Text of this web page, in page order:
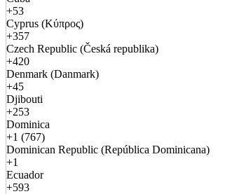
+53
Cyprus (Κύπρος)
+357
Czech Republic (Česká republika)
+420
Denmark (Danmark)
+45
Djibouti
+253
Dominica
+1 (767)
Dominican Republic (República Dominicana)
+1
Ecuador
+593